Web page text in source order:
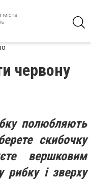
червону
полюбляють
скибочку
вершковим
рибку і зверху